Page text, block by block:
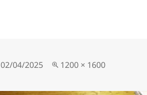
Publié
02/04/2025
Taille
1200 × 1600